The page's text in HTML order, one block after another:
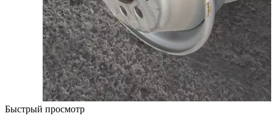
Быстрый просмотр